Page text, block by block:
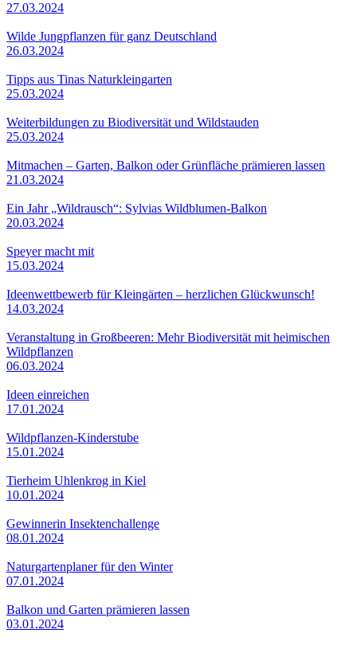
27.03.2024
Wilde Jungpflanzen für ganz Deutschland
26.03.2024
Tipps aus Tinas Naturkleingarten
25.03.2024
Weiterbildungen zu Biodiversität und Wildstauden
25.03.2024
Mitmachen – Garten, Balkon oder Grünfläche prämieren lassen
21.03.2024
Ein Jahr „Wildrausch“: Sylvias Wildblumen-Balkon
20.03.2024
Speyer macht mit
15.03.2024
Ideenwettbewerb für Kleingärten – herzlichen Glückwunsch!
14.03.2024
Veranstaltung in Großbeeren: Mehr Biodiversität mit heimischen
Wildpflanzen
06.03.2024
Ideen einreichen
17.01.2024
Wildpflanzen-Kinderstube
15.01.2024
Tierheim Uhlenkrog in Kiel
10.01.2024
Gewinnerin Insektenchallenge
08.01.2024
Naturgartenplaner für den Winter
07.01.2024
Balkon und Garten prämieren lassen
03.01.2024